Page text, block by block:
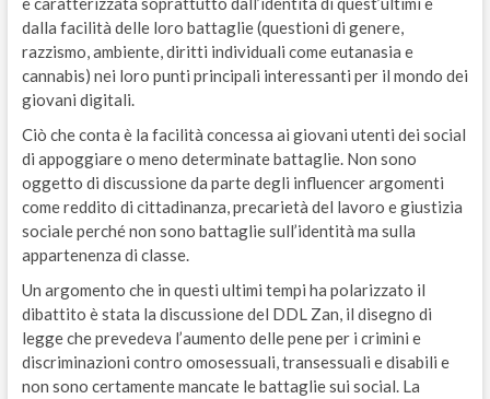
dalla facilità delle loro battaglie (questioni di genere,
razzismo, ambiente, diritti individuali come eutanasia e
cannabis) nei loro punti principali interessanti per il mondo dei
giovani digitali.
Ciò che conta è la facilità concessa ai giovani utenti dei social
di appoggiare o meno determinate battaglie. Non sono
oggetto di discussione da parte degli influencer argomenti
come reddito di cittadinanza, precarietà del lavoro e giustizia
sociale perché non sono battaglie sull’identità ma sulla
appartenenza di classe.
Un argomento che in questi ultimi tempi ha polarizzato il
dibattito è stata la discussione del DDL Zan, il disegno di
legge che prevedeva l’aumento delle pene per i crimini e
discriminazioni contro omosessuali, transessuali e disabili e
non sono certamente mancate le battaglie sui social. La